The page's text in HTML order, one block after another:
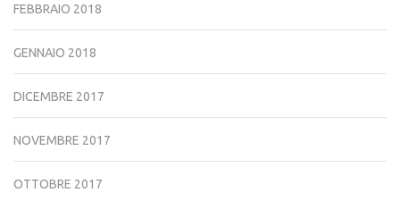
FEBBRAIO 2018
GENNAIO 2018
DICEMBRE 2017
NOVEMBRE 2017
OTTOBRE 2017